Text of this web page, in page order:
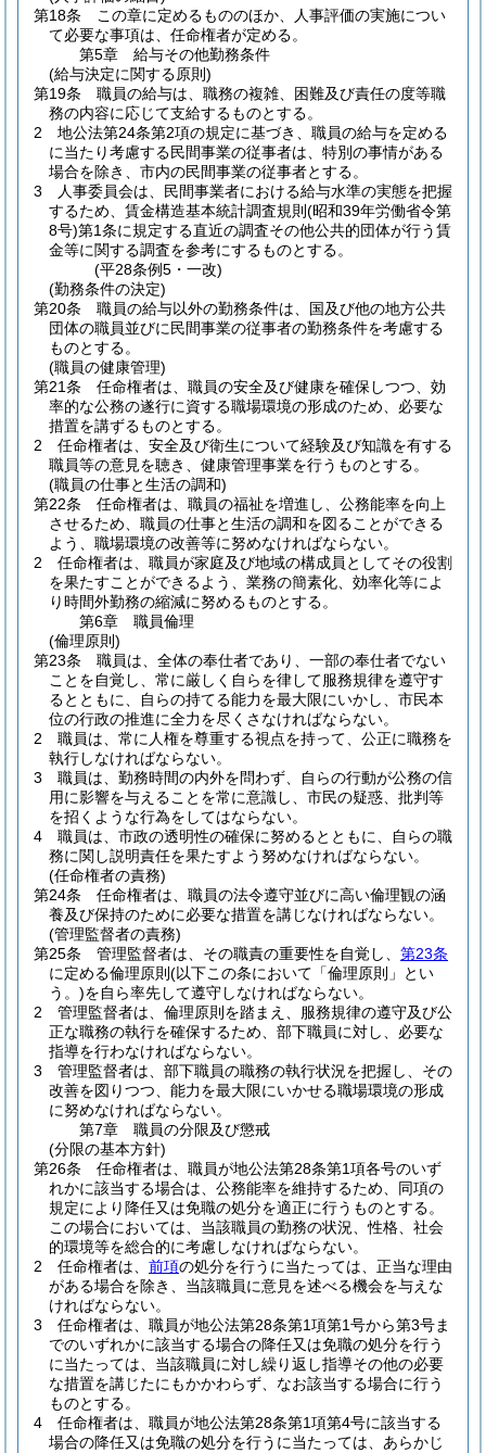
第18条
この章に定めるもののほか、人事評価の実施につい
て必要な事項は、任命権者が定める。
第5章
給与その他勤務条件
(給与決定に関する原則)
第19条
職員の給与は、職務の複雑、困難及び責任の度等職
務の内容に応じて支給するものとする。
2
地公法第24条第2項の規定に基づき、職員の給与を定める
に当たり考慮する民間事業の従事者は、特別の事情がある
場合を除き、市内の民間事業の従事者とする。
3
人事委員会は、民間事業者における給与水準の実態を把握
するため、賃金構造基本統計調査規則 (昭和39年労働省令第
8号)第1条に規定する直近の調査その他公共的団体が行う賃
金等に関する調査を参考にするものとする。
(平28条例5・一改)
(勤務条件の決定)
第20条
職員の給与以外の勤務条件は、国及び他の地方公共
団体の職員並びに民間事業の従事者の勤務条件を考慮する
ものとする。
(職員の健康管理)
第21条
任命権者は、職員の安全及び健康を確保しつつ、効
率的な公務の遂行に資する職場環境の形成のため、必要な
措置を講ずるものとする。
2
任命権者は、安全及び衛生について経験及び知識を有する
職員等の意見を聴き、健康管理事業を行うものとする。
(職員の仕事と生活の調和)
第22条
任命権者は、職員の福祉を増進し、公務能率を向上
させるため、職員の仕事と生活の調和を図ることができる
よう、職場環境の改善等に努めなければならない。
2
任命権者は、職員が家庭及び地域の構成員としてその役割
を果たすことができるよう、業務の簡素化、効率化等によ
り時間外勤務の縮減に努めるものとする。
第6章
職員倫理
(倫理原則)
第23条
職員は、全体の奉仕者であり、一部の奉仕者でない
ことを自覚し、常に厳しく自らを律して服務規律を遵守す
るとともに、自らの持てる能力を最大限にいかし、市民本
位の行政の推進に全力を尽くさなければならない。
2
職員は、常に人権を尊重する視点を持って、公正に職務を
執行しなければならない。
3
職員は、勤務時間の内外を問わず、自らの行動が公務の信
用に影響を与えることを常に意識し、市民の疑惑、批判等
を招くような行為をしてはならない。
4
職員は、市政の透明性の確保に努めるとともに、自らの職
務に関し説明責任を果たすよう努めなければならない。
(任命権者の責務)
第24条
任命権者は、職員の法令遵守並びに高い倫理観の涵
養及び保持のために必要な措置を講じなければならない。
(管理監督者の責務)
第25条
管理監督者は、その職責の重要性を自覚し、 第23条
に定める倫理原則 (以下この条において「倫理原則」とい
う。)を自ら率先して遵守しなければならない。
2
管理監督者は、倫理原則を踏まえ、服務規律の遵守及び公
正な職務の執行を確保するため、部下職員に対し、必要な
指導を行わなければならない。
3
管理監督者は、部下職員の職務の執行状況を把握し、その
改善を図りつつ、能力を最大限にいかせる職場環境の形成
に努めなければならない。
第7章
職員の分限及び懲戒
(分限の基本方針)
第26条
任命権者は、職員が地公法第28条第1項各号のいず
れかに該当する場合は、公務能率を維持するため、同項の
規定により降任又は免職の処分を適正に行うものとする。
この場合においては、当該職員の勤務の状況、性格、社会
的環境等を総合的に考慮しなければならない。
2
任命権者は、 前項の処分を行うに当たっては、正当な理由
がある場合を除き、当該職員に意見を述べる機会を与えな
ければならない。
3
任命権者は、職員が地公法第28条第1項第1号から第3号ま
でのいずれかに該当する場合の降任又は免職の処分を行う
に当たっては、当該職員に対し繰り返し指導その他の必要
な措置を講じたにもかかわらず、なお該当する場合に行う
ものとする。
4
任命権者は、職員が地公法第28条第1項第4号に該当する
場合の降任又は免職の処分を行うに当たっては、あらかじ